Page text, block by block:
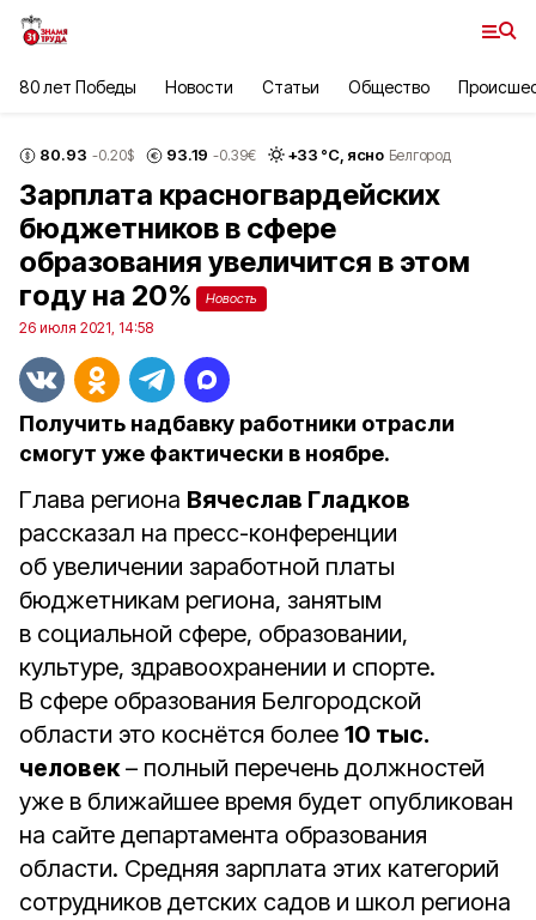
80 лет Победы Новости Статьи Общество
80.93 -0.20$ 93.19 -0.39€ +33 °С, ясно Белгород
Зарплата красногвардейских
бюджетников в сфере
образования увеличится в этом
году на 20%
Новость
26 июля 2021, 14:58
Получить надбавку работники отрасли
смогут уже фактически в ноябре.
Глава региона Вячеслав Гладков
рассказал на пресс-конференции
об увеличении заработной платы
бюджетникам региона, занятым
в социальной сфере, образовании,
культуре, здравоохранении и спорте.
В сфере образования Белгородской
области это коснётся более 10 тыс.
человек– полный перечень должностей
уже в ближайшее время будет опубликован
на сайте департамента образования
области. Средняя зарплата этих категорий
сотрудников детских садов и школ региона